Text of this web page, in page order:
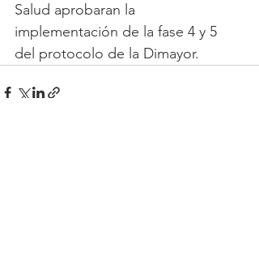
Salud aprobaran la
implementación de la fase 4 y 5
del protocolo de la Dimayor.